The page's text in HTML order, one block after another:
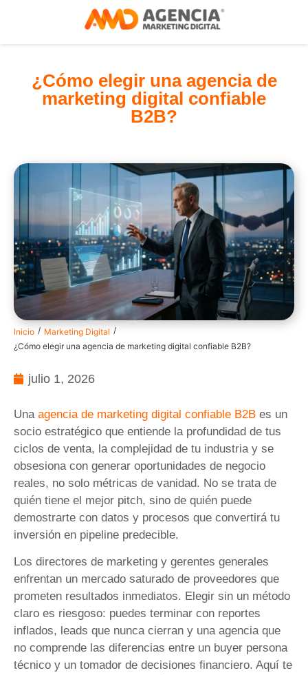
¿Cómo elegir una agencia de
marketing digital confiable
B2B?
Inicio / Marketing Digital /
¿Cómo elegir una agencia de marketing digital confiable B2B?
julio 1, 2026
Una agencia de marketing digital confiable B2B es un
socio estratégico que entiende la profundidad de tus
ciclos de venta, la complejidad de tu industria y se
obsesiona con generar oportunidades de negocio
reales, no solo métricas de vanidad. No se trata de
quién tiene el mejor pitch, sino de quién puede
demostrarte con datos y procesos que convertirá tu
inversión en pipeline predecible.
Los directores de marketing y gerentes generales
enfrentan un mercado saturado de proveedores que
prometen resultados inmediatos. Elegir sin un método
claro es riesgoso: puedes terminar con reportes
inflados, leads que nunca cierran y una agencia que
no comprende las diferencias entre un buyer persona
técnico y un tomador de decisiones financiero. Aquí te